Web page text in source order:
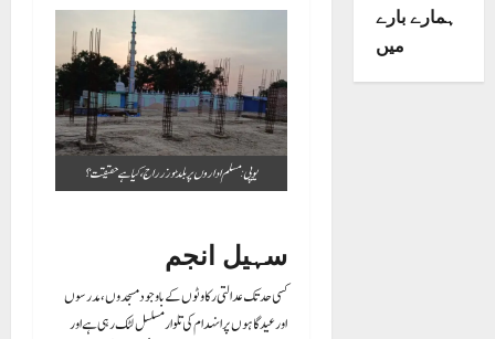
یوپی: مسلم اداروں پر بلڈوزر راج، کیا ہے حقیقت؟
سہیل انجم
کسی حد تک عدالتی رکاوٹوں کے باوجود مسجدوں، مدرسوں
اور عید گاہوں پر انہدام کی تلوار مسلسل لٹک رہی ہے اور
ہمارے بارے
میں